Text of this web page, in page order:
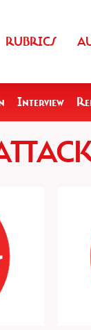
RUBRICS
Interview